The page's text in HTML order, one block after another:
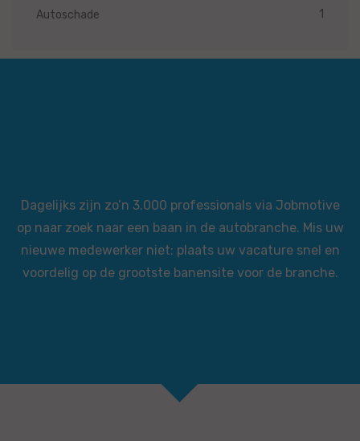
Autoschade
1
Dagelijks zijn zo’n 3.000 professionals via Jobmotive
op naar zoek naar een baan in de autobranche. Mis uw
nieuwe medewerker niet: plaats uw vacature snel en
voordelig op de grootste banensite voor de branche.